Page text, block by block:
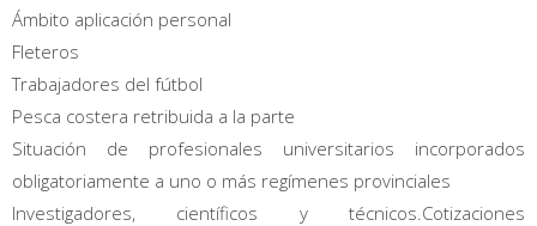
Ámbito aplicación personal
Fleteros
Trabajadores del fútbol
Pesca costera retribuida a la parte
Situación de profesionales universitarios incorporados
obligatoriamente a uno o más regímenes provinciales
Investigadores, científicos y técnicos.Cotizaciones